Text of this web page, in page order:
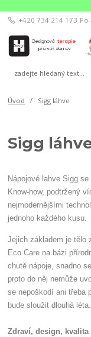
+420 734 214 173
Úvod Sigg láhve
Sigg
Nápojové lahve Sigg
Know-how, podtržený
nejmodernějšími
jednoho každého kusu.
Jejich základem je tělo
Eco Care na bázi
chutě nápoje, snadno
proto do něj nemůže
se nepoškodí ani třeba
bude sloužit dlouhá léta.
Zdraví, design, kvalita